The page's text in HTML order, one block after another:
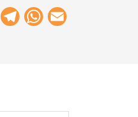
Facebook
Telegram
WhatsApp